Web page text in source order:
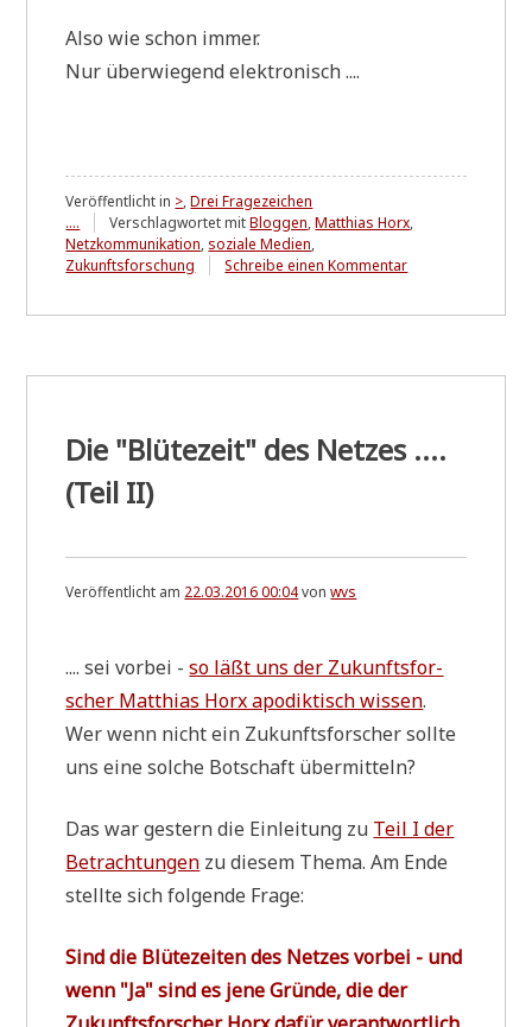
Also wie schon immer.
Nur über­wie­gend elektronisch ....
Veröffentlicht in >,Drei Fragezeichen
....
Verschlagwortet mitBloggen,Matthias Horx,
Netzkommunikation, soziale Medien,
Zukunftsforschung
Schreibe einen Kommentarzu
....
Die "Blütezeit" des Netzes ....
(Teil II)
Veröffentlicht am 22.03.2016 00:04vonwvs
.... sei vor­bei -so läßt uns der Zukunfts­for­
scher Mat­thi­as Horx apo­dik­tisch wis­sen.
Wer wenn nicht ein Zukunfts­for­scher soll­te
uns eine sol­che Bot­schaft übermitteln?
Das war gestern die Ein­lei­tung zu Teil I der
Betrach­tun­gen zu die­sem The­ma. Am Ende
stell­te sich fol­gen­de Frage:
Sind die Blü­te­zei­ten des Net­zes vor­bei - und
wenn "Ja" sind es jene Grün­de, die der